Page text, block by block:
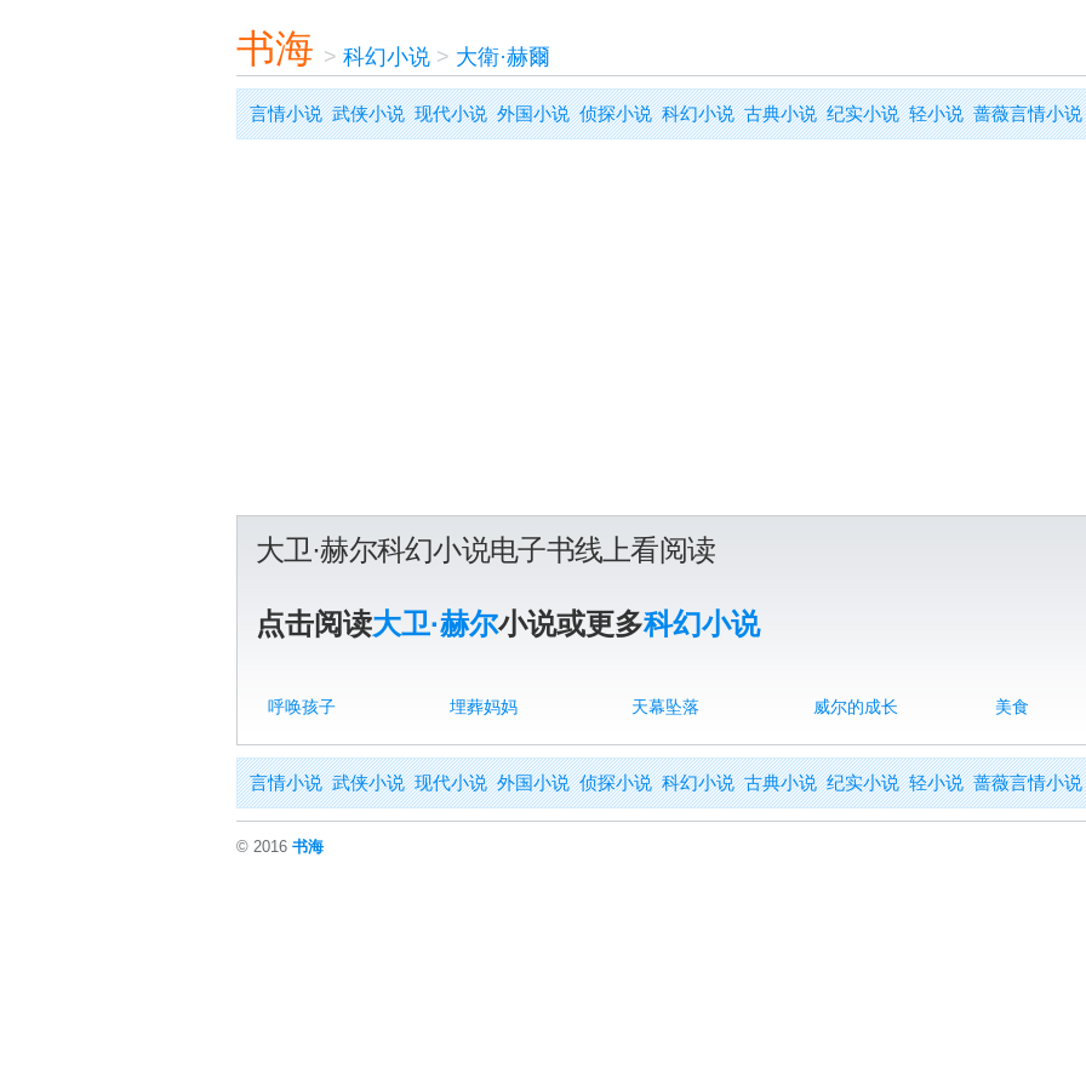
书海 > 科幻小说> 大衛·赫爾
言情小说 武侠小说 现代小说 外国小说 侦探小说 科幻小说 古典小说 纪实小说 轻小说 蔷薇言情小说
大卫·赫尔科幻小说电子书线上看阅读
点击阅读大卫·赫尔小说或更多科幻小说
呼唤孩子 埋葬妈妈 天幕坠落 威尔的成长 美食
言情小说 武侠小说 现代小说 外国小说 侦探小说 科幻小说 古典小说 纪实小说 轻小说 蔷薇言情小说
© 2016 书海